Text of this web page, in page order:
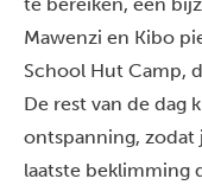
Mawenzi en Kibo
School Hut Camp,
De rest van de dag
ontspanning,
laatste beklimming